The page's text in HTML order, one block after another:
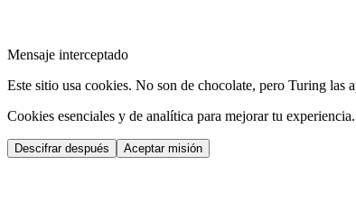
Mensaje interceptado
Este sitio usa cookies. No son de chocolate, pero Turing las
Cookies esenciales y de analítica para mejorar tu experiencia.
Descifrar después Aceptar misión